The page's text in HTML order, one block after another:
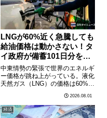
LNGが60%近く急騰しても
給油価格は動かさない！タ
イ政府が備蓄101日分を盾
に生活費を守りにいく
中東情勢の緊張で世界のエネルギ
ー価格が跳ね上がっている。液化
天然ガス（LNG）の価格は60%近
は、国内のガソリン小売価格を動
かさない構えだ。備蓄は101日分
エネルギー省は世界のエネルギー
2026.08.01
経済